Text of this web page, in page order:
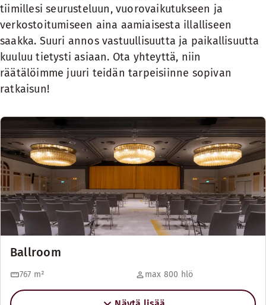
tiimillesi seurusteluun, vuorovaikutukseen ja
verkostoitumiseen aina aamiaisesta illalliseen
saakka. Suuri annos vastuullisuutta ja paikallisuutta
kuuluu tietysti asiaan. Ota yhteyttä, niin
räätälöimme juuri teidän tarpeisiinne sopivan
ratkaisun!
Ballroom
767 m² max 800 hlö